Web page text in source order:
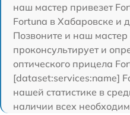
наш мастер привезет
Fortuna в Хабаровске и
Позвоните и наш
проконсультирует и
оптического прицела
[dataset:services:name]
нашей статистике в
наличии всех